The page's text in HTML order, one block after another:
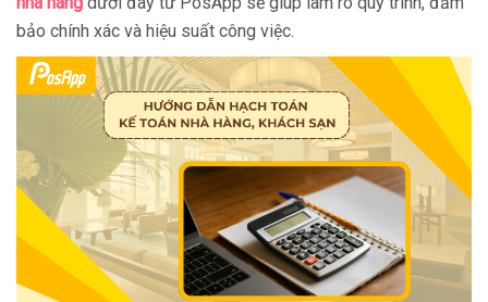
bảo chính xác và hiệu suất công việc.